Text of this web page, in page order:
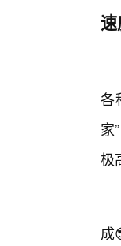
各
家
极
成